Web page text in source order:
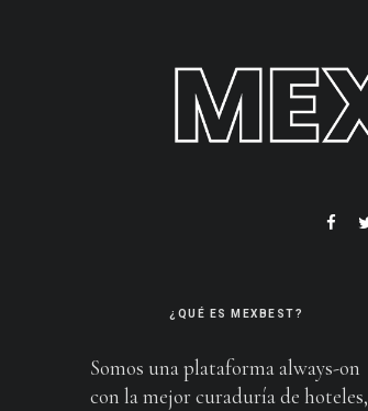
¿QUÉ ES MEXBEST?
Somos una plataforma always-on
con la mejor curaduría de hoteles,